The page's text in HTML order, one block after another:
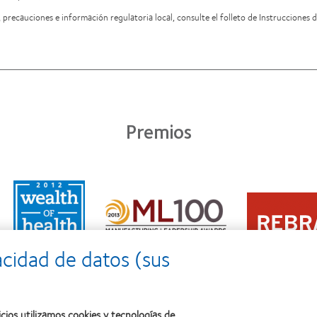
e información regulatoria local, consulte el folleto de Instrucciones
Premios
Learn
more
about
2011:
a
la
Learn
more
about
Premio
Manufacturing
Learn
more
about
de datos (sus